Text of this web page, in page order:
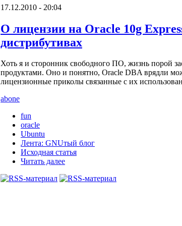
17.12.2010 - 20:04
О лицензии на Oracle 10g
дистрибутивах
Хоть я и сторонник свободного ПО, жизнь порой
продуктами. Оно и понятно, Oracle DBA врядли
лицензионные приколы связанные с их
abone
fun
oracle
Ubuntu
Лента: GNUтый блог
Исходная статья
Читать далее